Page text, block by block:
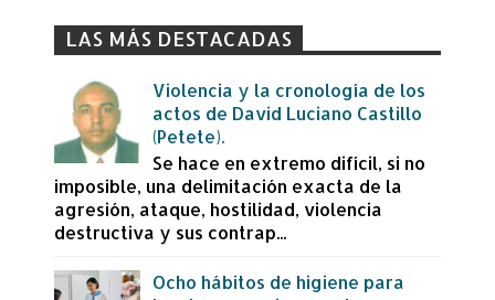
LAS MÁS DESTACADAS
Violencia y la cronología de los
actos de David Luciano Castillo
(Petete).
Se hace en extremo difícil, si no
imposible, una delimitación exacta de la
agresión, ataque, hostilidad, violencia
destructiva y sus contrap...
Ocho hábitos de higiene para